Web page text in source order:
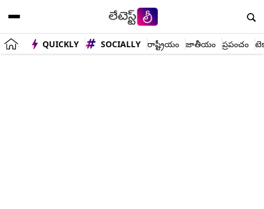
QUICKLY SOCIALLY రాష్ట్రీయం జాతీయం ప్రపంచం